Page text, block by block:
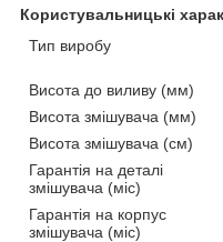
Користувальницькі
Тип виробу
Висота до виливу (мм)
Висота змішувача (мм)
Висота змішувача (см)
Гарантія на деталі
змішувача (міс)
Гарантія на корпус
змішувача (міс)